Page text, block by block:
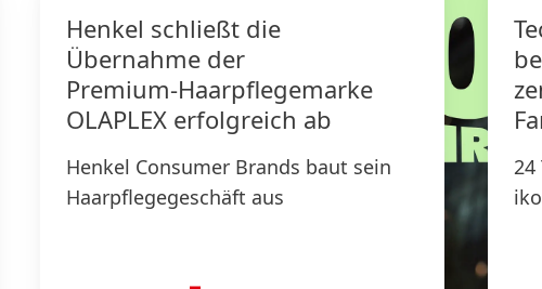
Henkel schließt die
Übernahme der
Premium‑Haarpflegemarke
OLAPLEX erfolgreich ab
Henkel Consumer Brands baut sein
Haarpflegegeschäft aus
24